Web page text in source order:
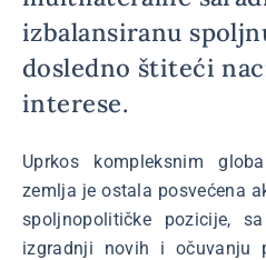
izbalansiranu
dosledno štiteći
interese.
Uprkos kompleksnim
zemlja je ostala posvećena
spoljnopolitičke pozicije,
izgradnji novih i očuvanju